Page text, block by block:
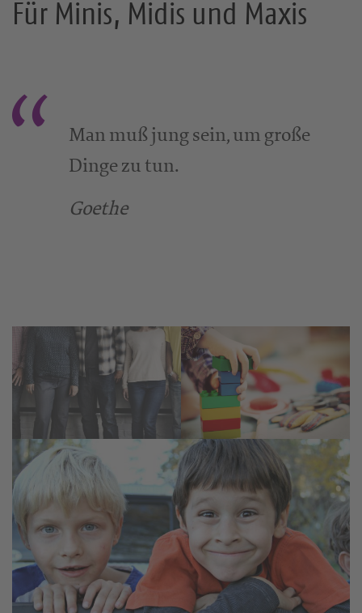
Für Minis, Midis und Maxis
Man muß jung sein, um große
Dinge zu tun.
Goethe